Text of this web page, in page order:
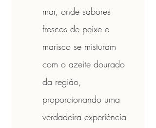
mar, onde sabores
frescos de peixe e
marisco se misturam
com o azeite dourado
da região,
proporcionando uma
verdadeira experiência